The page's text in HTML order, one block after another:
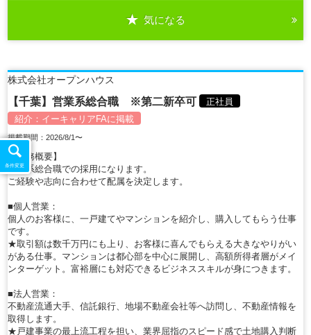
気になる
株式会社オープンハウス
【千葉】営業系総合職 ※第二新卒可
正社員
紹介： イーキャリアFAに掲載
掲載期間：2026/8/1〜
【職務概要】
営業系総合職での採用になります。
ご経験や志向に合わせて配属を決定します。
■個人営業：
個人のお客様に、一戸建てやマンションを紹介し、購入してもらう仕事
です。
★取引額は数千万円にも上り、お客様に喜んでもらえる大きなやりがい
がある仕事。マンションは都心部を中心に展開し、高額所得者層がメイ
ンターゲット。富裕層にも対応できるビジネススキルが身につきます。
■法人営業：
不動産流通大手、信託銀行、地場不動産会社等へ訪問し、不動産情報を
取得します。
★戸建事業の最上流工程を担い、業界屈指のスピード感で土地購入判断
条件変更